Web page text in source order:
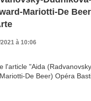
Mariotti-De
à 10:06